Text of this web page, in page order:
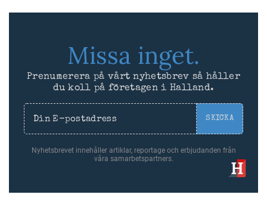
Missa inget.
Prenumerera på vårt nyhetsbrev så håller
du koll på företagen i Halland.
SKICKA
Nyhetsbrevet innehåller artiklar, reportage och erbjudanden från
våra samarbetspartners.